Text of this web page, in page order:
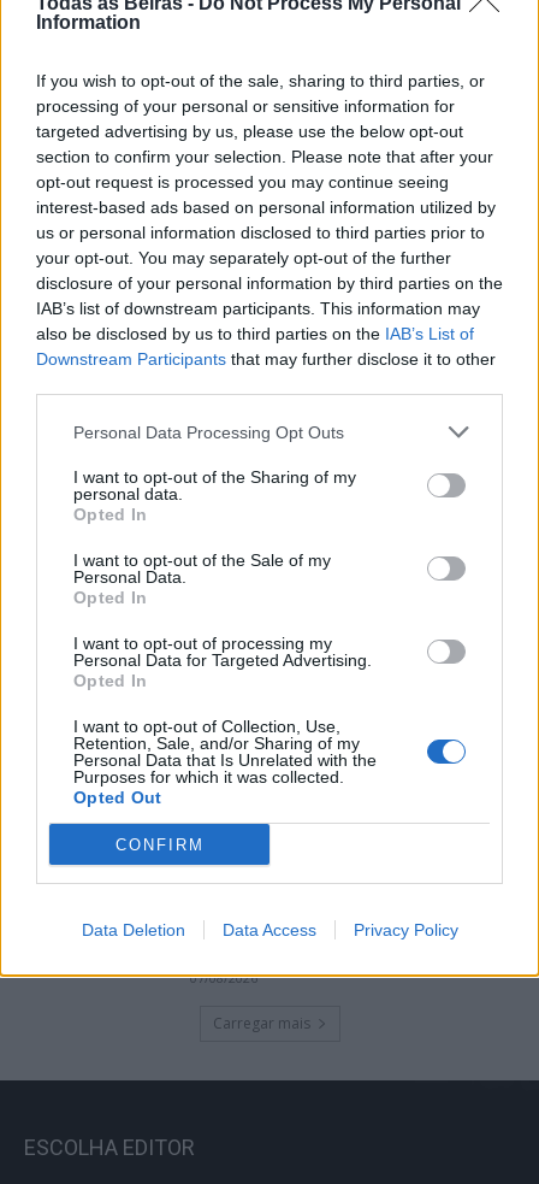
Information
If you wish to opt-out of the sale, sharing to third parties, or
processing of your personal or sensitive information for
targeted advertising by us, please use the below opt-out
section to confirm your selection. Please note that after your
opt-out request is processed you may continue seeing
interest-based ads based on personal information utilized by
us or personal information disclosed to third parties prior to
your opt-out. You may separately opt-out of the further
disclosure of your personal information by third parties on the
IAB’s list of downstream participants. This information may
also be disclosed by us to third parties on the IAB’s List of
Downstream Participants that may further disclose it to other
Personal Data Processing Opt Outs
I want to opt-out of the Sharing of my
personal data.
Opted In
I want to opt-out of the Sale of my
Personal Data.
Opted In
I want to opt-out of processing my
Personal Data for Targeted Advertising.
Opted In
I want to opt-out of Collection, Use,
Retention, Sale, and/or Sharing of my
Personal Data that Is Unrelated with the
Purposes for which it was collected.
Opted Out
CONFIRM
Data Deletion Data Access Privacy Policy
Destaques
Presidente da República considera que a
lugar de expressão do...
07/08/2026
Cultura
Presidente da República deverá estar
presente na abertura da Feira de São
Mateus
06/08/2026
de Algodres
Feira de São Bartolomeu, em Trancoso,
abre hoje as portas
Presidente da República considera que a
encontro da diáspora mas também um
07/08/2026
Carregar mais
ESCOLHA EDITOR